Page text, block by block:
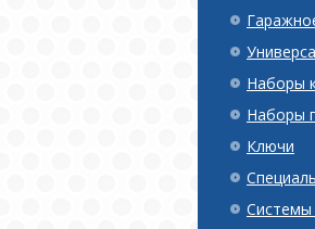
Наборы
Наборы
Ключи
Системы